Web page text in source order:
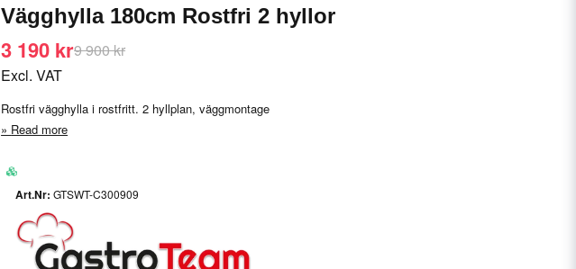
Vägghylla 180cm Rostfri 2 hyllor
9 900 kr
3 190 kr
Excl. VAT
Rostfri vägghylla i rostfritt. 2 hyllplan, väggmontage
Read more
GTSWT-C300909